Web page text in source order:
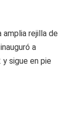
rejilla de
a
sigue en pie